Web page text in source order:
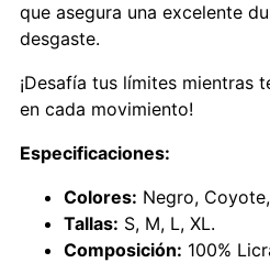
que asegura una excelente
desgaste.
¡Desafía tus límites mientras
en cada movimiento!
Especificaciones:
Colores: Negro,
Tallas: S, M, L, XL.
Composición: 100%